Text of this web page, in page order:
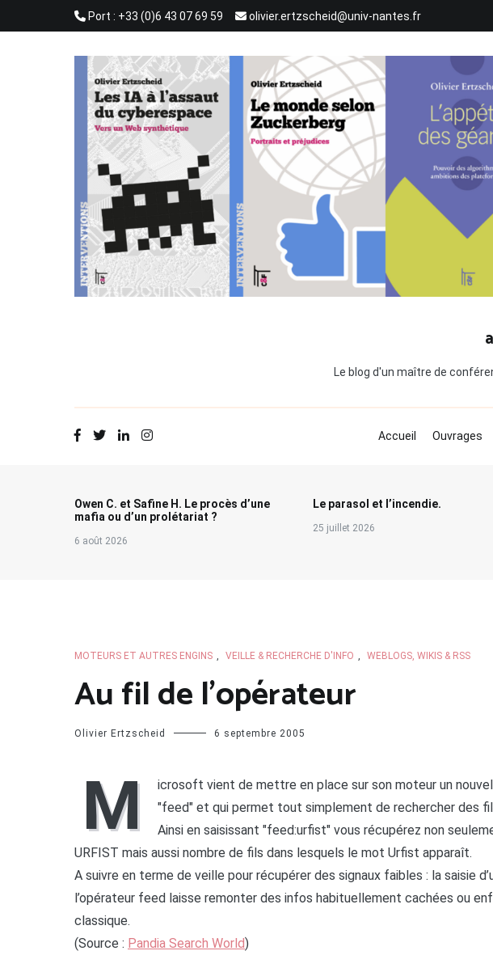
Port : +33 (0)6 43 07 69 59 olivier.ertzscheid@univ-nantes.fr
Le blog d'un maître de
Accueil Ouvrages
Owen C. et Safine H. Le procès d’une
mafia ou d’un prolétariat ?
6 août 2026
Le parasol et l’incendie.
25 juillet 2026
MOTEURS ET AUTRES ENGINS , VEILLE & RECHERCHE D'INFO , WEBLOGS, WIKIS & RSS
Au fil de l’opérateur
Olivier Ertzscheid 6 septembre 2005
M
icrosoft vient de mettre en place sur son moteur un
"feed" et qui permet tout simplement de rechercher des
Ainsi en saisissant "feed:urfist" vous récupérez non
URFIST mais aussi nombre de fils dans lesquels le mot Urfist apparaît.
A suivre en terme de veille pour récupérer des signaux faibles : la saisie
l’opérateur feed laisse remonter des infos habituellement cachées ou
classique.
(Source : Pandia Search World)